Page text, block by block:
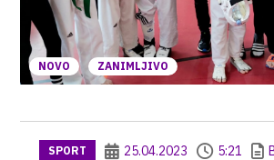
NOVO ZANIMLJIVO
SPORT 25.04.2023 5:21